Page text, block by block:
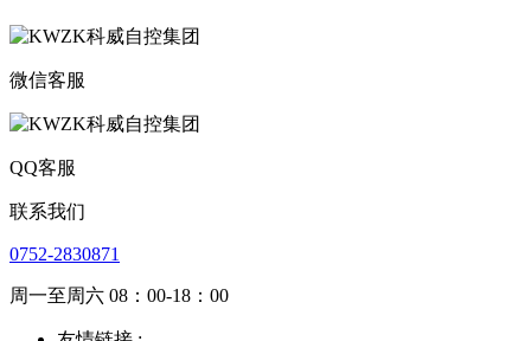
微信客服
QQ客服
联系我们
0752-2830871
周一至周六 08：00-18：00